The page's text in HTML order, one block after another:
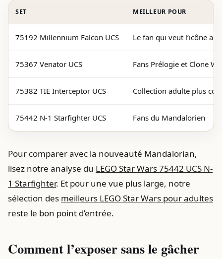
SET MEILLEUR POUR
75192 Millennium Falcon UCS Le fan qui veut l’icône
75367 Venator UCS Fans Prélogie et Clone
75382 TIE Interceptor UCS Collection adulte plus
75442 N-1 Starfighter UCS Fans du Mandalorien
Pour comparer avec la nouveauté Mandalorian,
lisez notre analyse du LEGO Star Wars 75442 UCS N-
1 Starfighter. Et pour une vue plus large, notre
sélection des meilleurs LEGO Star Wars pour adultes
reste le bon point d’entrée.
Comment l’exposer sans le gâcher